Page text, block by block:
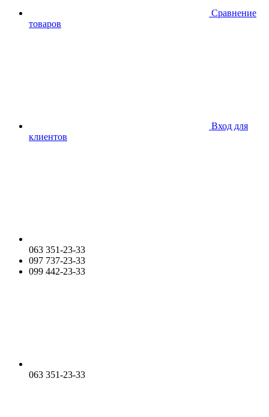
Сравнение
товаров
Вход для
клиентов
063 351-23-33
097 737-23-33
099 442-23-33
063 351-23-33